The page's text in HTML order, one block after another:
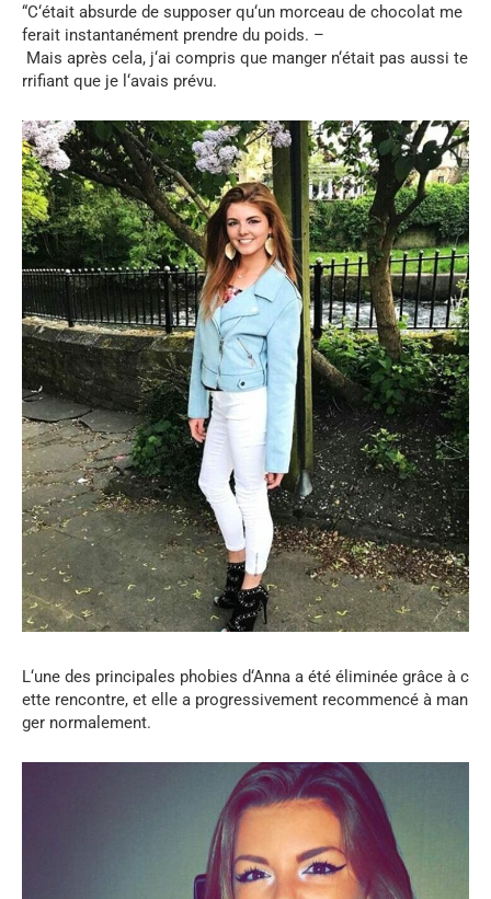
“C‘était absurde de supposer qu‘un morceau de chocolat me
ferait instantanément prendre du poids. –
Mais après cela, j‘ai compris que manger n‘était pas aussi te
rrifiant que je ‘avais prévu.
L‘une des principales phobies d‘Anna a été éliminée grâce à c
ette rencontre, et elle a progressivement recommencé à man
ger normalement.